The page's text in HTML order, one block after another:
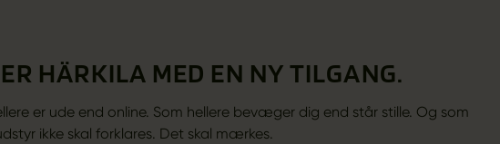
HÄRKILA MED EN NY TILGANG.
er ude end online. Som hellere bevæger dig end står stille. Og som
ikke skal forklares. Det skal mærkes.